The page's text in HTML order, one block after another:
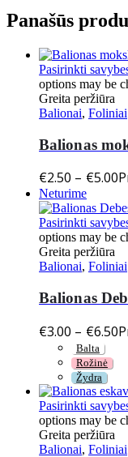
Panašūs
Pasirinkti
options may be
Greita peržiūra
Balionai, Foliniai
Balionas
€2.50 – €5.00
Neturime
Pasirinkti
options may be
Greita peržiūra
Balionai, Foliniai
Balionas
€3.00 – €6.50
Balta
Rožinė
Žydra
Pasirinkti
options may be
Greita peržiūra
Balionai, Foliniai